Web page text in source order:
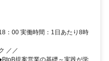
：00 実働時間：1日あたり8時
／／
案営業の基礎～実践が学